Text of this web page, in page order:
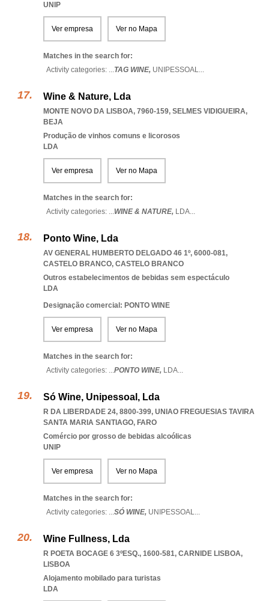
UNIP
Ver empresa Ver no Mapa
Matches in the search for:
Activity categories: ...TAG WINE, UNIPESSOAL...
Wine & Nature, Lda
MONTE NOVO DA LISBOA, 7960-159, SELMES VIDIGUEIRA,
BEJA
Produção de vinhos comuns e licorosos
LDA
Ver empresa Ver no Mapa
Matches in the search for:
Activity categories: ...WINE & NATURE, LDA...
Ponto Wine, Lda
AV GENERAL HUMBERTO DELGADO 46 1º, 6000-081,
CASTELO BRANCO, CASTELO BRANCO
Outros estabelecimentos de bebidas sem espectáculo
LDA
Designação comercial: PONTO WINE
Ver empresa Ver no Mapa
Matches in the search for:
Activity categories: ...PONTO WINE, LDA...
Só Wine, Unipessoal, Lda
R DA LIBERDADE 24, 8800-399, UNIAO FREGUESIAS TAVIRA
SANTA MARIA SANTIAGO, FARO
Comércio por grosso de bebidas alcoólicas
UNIP
Ver empresa Ver no Mapa
Matches in the search for:
Activity categories: ...SÓ WINE, UNIPESSOAL...
Wine Fullness, Lda
R POETA BOCAGE 6 3ºESQ., 1600-581, CARNIDE LISBOA,
LISBOA
Alojamento mobilado para turistas
LDA